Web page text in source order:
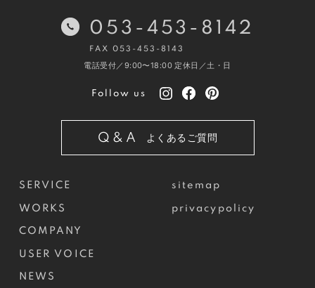
SERVICE
WORKS
COMPANY
USER VOICE
NEWS
sitemap
privacypolicy
053-453-8142
FAX 053-453-8143
電話受付／9:00〜18:00 定休日／土・日
Follow us
Q&A よくあるご質問